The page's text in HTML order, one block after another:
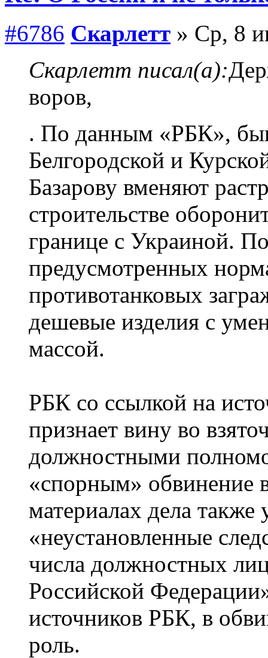
#6786 Скарлетт » Ср, 8
Скарлетт писал(а):
воров,
. По данным «РБК»,
Белгородской и
Базарову вменяют
строительстве
границе с Украиной.
предусмотренных
противотанковых
дешевые изделия с
массой.
РБК со ссылкой на
признает вину во
должностными
«спорным» обвинение
материалах дела
«неустановленные
числа должностных
Российской
источников РБК, в
роль.